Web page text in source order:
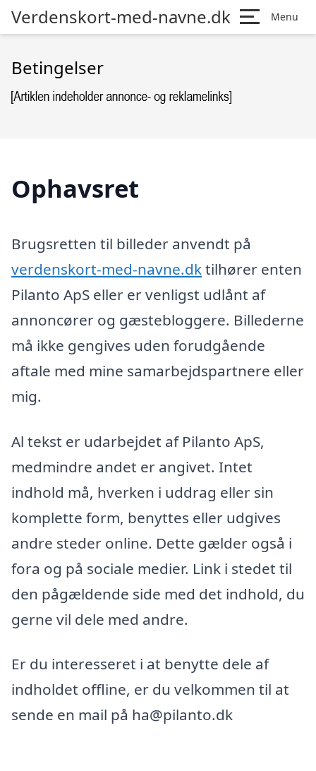
Verdenskort-med-navne.dk Menu
Betingelser
Ophavsret
Brugsretten til billeder anvendt på
verdenskort-med-navne.dktilhører enten
Pilanto ApS eller er venligst udlånt af
annoncører og gæstebloggere. Billederne
må ikke gengives uden forudgående
aftale med mine samarbejdspartnere eller
mig.
Al tekst er udarbejdet af Pilanto ApS,
medmindre andet er angivet. Intet
indhold må, hverken i uddrag eller sin
komplette form, benyttes eller udgives
andre steder online. Dette gælder også i
fora og på sociale medier. Link i stedet til
den pågældende side med det indhold, du
gerne vil dele med andre.
Er du interesseret i at benytte dele af
indholdet offline, er du velkommen til at
sende en mail på ha@pilanto.dk